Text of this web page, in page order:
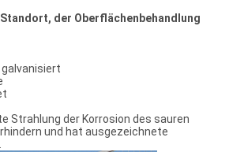
der Oberflächenbehandlung
Strahlung der Korrosion des sauren
und hat ausgezeichnete